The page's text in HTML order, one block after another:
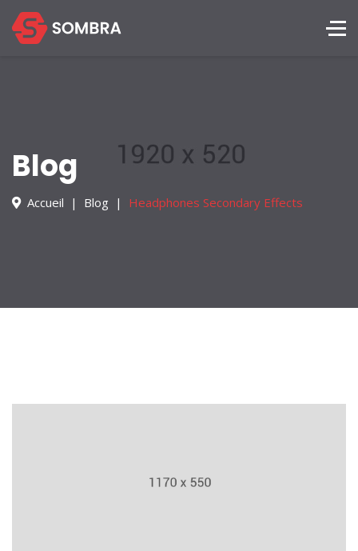
Blog
Accueil Blog Headphones Secondary Effects